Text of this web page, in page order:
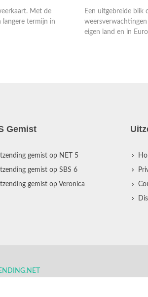
Met de
termijn in
Een uitgebreide blik
eigen land en in
Gemist
gemist op NET 5
gemist op SBS 6
gemist op Veronica